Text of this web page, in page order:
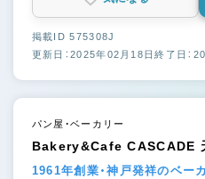
掲載ID 575308J
更新日：2025年02月18日終了日：
パン屋・ベーカリー
Bakery&Cafe CASCADE
1961年創業・神戸発祥のベー